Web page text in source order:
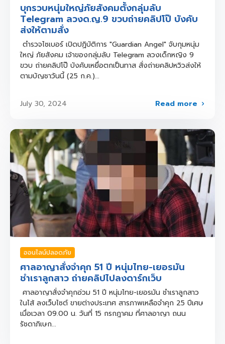
บุกรวบหนุ่มใหญ่ภัยสังคมตั้งกลุ่มลับ
Telegram ลวงด.ญ.9 ขวบถ่ายคลิปโป๊ บังคับ
ส่งให้ตามสั่ง
ตำรวจไซเบอร์ เปิดปฏิบัติการ "Guardian Angel" จับกุมหนุ่ม
ใหญ่ ภัยสังคม เจ้าของกลุ่มลับ Telegram ลวงเด็กหญิง 9
ขวบ ถ่ายคลิปโป๊ บังคับเหยื่อตกเป็นทาส สั่งถ่ายคลิปหวิวส่งให้
ตามบัญชาวันนี้ (25 ก.ค.)...
July 30, 2024 Read more
ออนไลน์ปลอดภัย
ศาลอาญาสั่งจำคุก 51 ปี หนุ่มไทย-เยอรมัน
ชำเราลูกสาว ถ่ายคลิปไปลงดาร์กเว็บ
ศาลอาญาสั่งจำคุกอ่วม 51 ปี หนุ่มไทย-เยอรมัน ชำเราลูกสาว
ในไส้ ลงเว็บไซต์ ขายต่างประเทศ สารภาพเหลือจำคุก 25 ปีเศษ
เมื่อเวลา 09.00 น. วันที่ 15 กรกฎาคม ที่ศาลอาญา ถนน
รัชดาภิเษก...